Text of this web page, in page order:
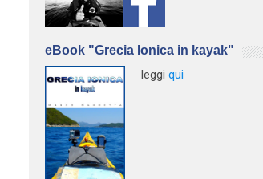
eBook "Grecia Ionica in kayak"
leggi qui